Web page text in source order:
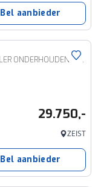
Bel aanbieder
1.5 e:HEV Advance 59000 KM VOLLEDIG DEALER ONDERHOUDEN INCL HONDA HISTORY
29.750,-
ZEIST
Bel aanbieder